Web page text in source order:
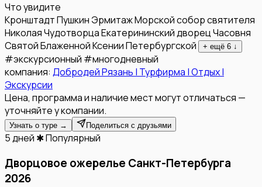
Что увидите
КронштадтПушкин ЭрмитажМорской собор святителя
Николая ЧудотворцаЕкатерининский дворецЧасовня
Святой Блаженной Ксении Петербургской
+ ещё 6 ↓
#экскурсионный #многодневный
компания: Добродей Рязань | Турфирма | Отдых |
Экскурсии
Цена, программа и наличие мест могут отличаться —
уточняйте у компании.
Узнать о туре → Поделиться с друзьями
5 дней ✱ Популярный
Дворцовое ожерелье Санкт-Петербурга
2026